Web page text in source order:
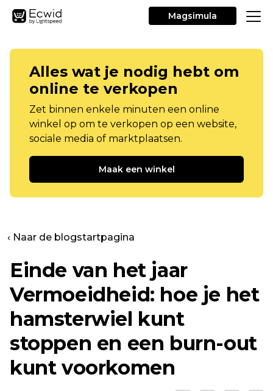
Magsimula
Alles wat je nodig hebt om
online te verkopen
Zet binnen enkele minuten een online
winkel op om te verkopen op een website,
sociale media of marktplaatsen.
Maak een winkel
‹ Naar de blogstartpagina
Einde van het jaar
Vermoeidheid: hoe je het
hamsterwiel kunt
stoppen en een burn-out
kunt voorkomen